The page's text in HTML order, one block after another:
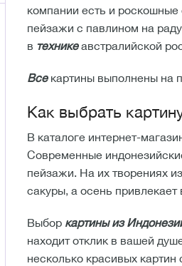
компании есть и
пейзажи с павлином на
в техникеавстралийской
Всекартины выполнены на
Как выбрать
В каталоге интернет-
Современные
пейзажи. На их творениях
сакуры, а осень
Выбор картины из
находит отклик в вашей
несколько красивых